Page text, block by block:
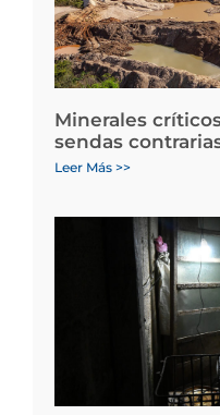
Minerales
sendas
Leer Más >>